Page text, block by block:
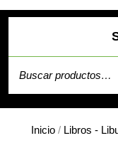
Inicio / Libros -